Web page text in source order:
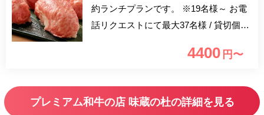
約ランチプランです。 ※19名様～ お電
話リクエストにて最大37名様 / 貸切個室
等級）プレミアム松阪牛（A5等級）プレ
ークリングワイン / ワインカクテルなど
4400 円〜
プレミアム和牛の店 味蔵の杜の詳細を見る